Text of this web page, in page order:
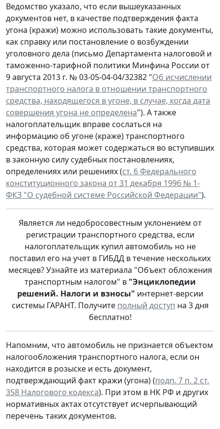
Ведомство указало, что если вышеуказанных
документов нет, в качестве подтверждения факта
угона (кражи) можно использовать такие документы,
как справку или постановление о возбуждении
уголовного дела (письмо Департамента налоговой и
таможенно-тарифной политики Минфина России от
9 августа 2013 г. № 03-05-04-04/32382 "Об исчислении
транспортного налога в отношении транспортного
средства, находящегося в угоне, в случае, когда дата
совершения угона не определена"). А также
налогоплательщик вправе сослаться на
информацию об угоне (краже) транспортного
средства, которая может содержаться во вступивших
в законную силу судебных постановлениях,
определениях или решениях (ст. 6 Федерального
конституционного закона от 31 декабря 1996 № 1-
ФКЗ "О судебной системе Российской Федерации").
Является ли недобросовестным уклонением от
регистрации транспортного средства, если
налогоплательщик купил автомобиль но не
поставил его на учет в ГИБДД в течение нескольких
месяцев? Узнайте из материала "Объект обложения
транспортным налогом" в "Энциклопедии
решений. Налоги и взносы" интернет-версии
системы ГАРАНТ. Получите полный доступ на 3 дня
бесплатно!
Напомним, что автомобиль не признается объектом
налогообложения транспортного налога, если он
находится в розыске и есть документ,
подтверждающий факт кражи (угона) (подп. 7 п. 2 ст.
358 Налогового кодекса). При этом в НК РФ и других
нормативных актах отсутствует исчерпывающий
перечень таких документов.